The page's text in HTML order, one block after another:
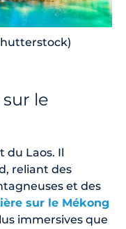
le
Laos. Il
reliant des
et des
sur le Mékong
immersives que